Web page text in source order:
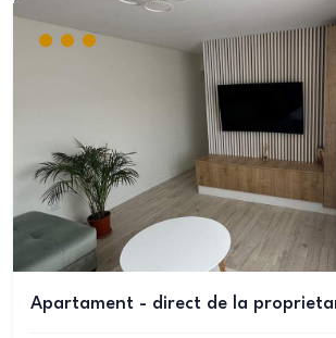
Apartament - direct de la